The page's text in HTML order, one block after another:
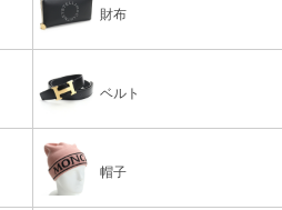
財布
ベルト
帽子